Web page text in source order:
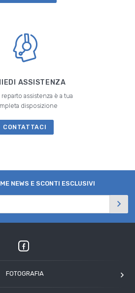
ASSISTENZA
assistenza è a tua
disposizione
CONTATTACI
NEWS E SCONTI ESCLUSIVI
FOTOGRAFIA